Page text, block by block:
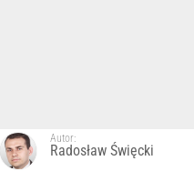
Autor:
Radosław Święcki